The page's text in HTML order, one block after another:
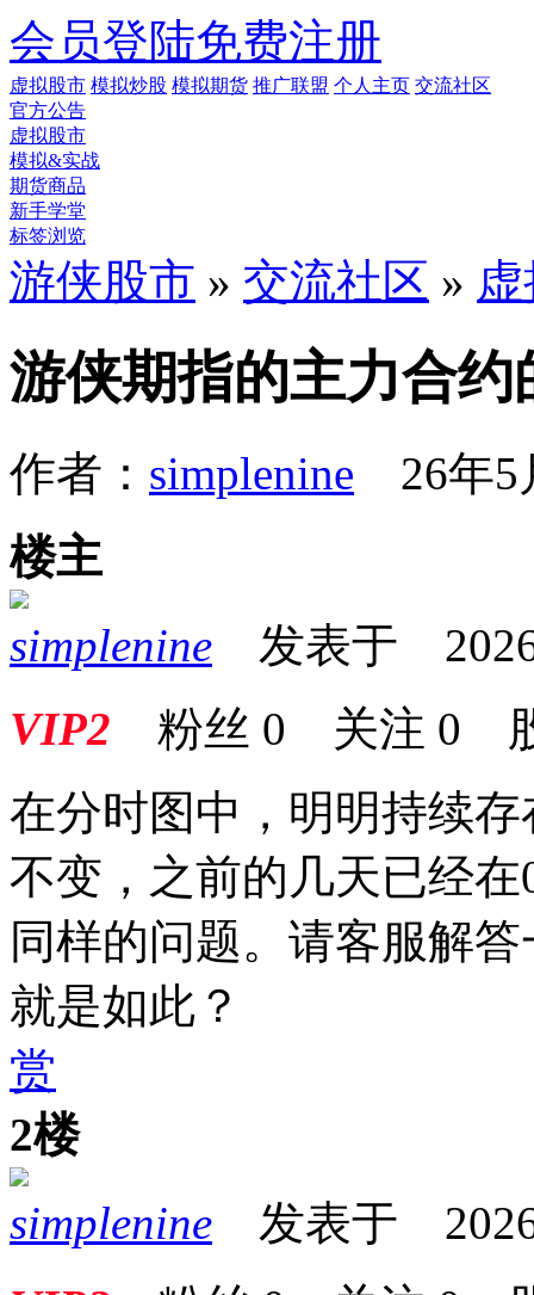
会员登陆免费注册
虚拟股市 模拟炒股 模拟期货 推广联盟 个人主页 交流社区
官方公告
虚拟股市
模拟&实战
期货商品
新手学堂
标签浏览
游侠股市 » 交流社区 »
游侠期指的主力合约
作者： simplenine 26年5
楼主
simplenine 发表于
VIP2 粉丝 0 关注 0
在分时图中，明明持续
不变，之前的几天已经
同样的问题。请客服解
就是如此？
赏
2楼
simplenine 发表于